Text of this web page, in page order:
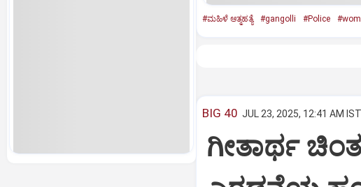
#ಮಹಿಳೆ ಆತ್ಮಹತ್ಯೆ #gangolli #Police
BIG 40 JUL 23, 2025, 12:41 AM IST
ಗೀತಾರ್ಥ